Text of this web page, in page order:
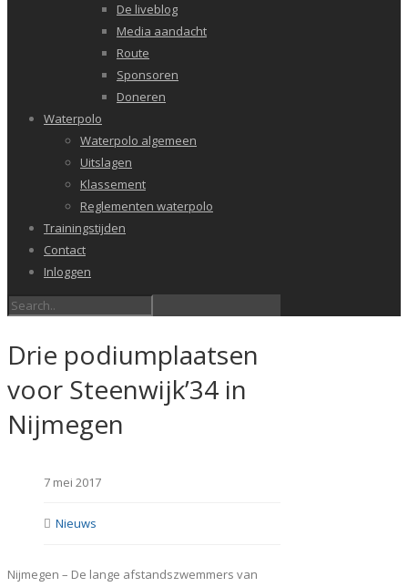
De liveblog
Media aandacht
Route
Sponsoren
Doneren
Waterpolo
Waterpolo algemeen
Uitslagen
Klassement
Reglementen waterpolo
Trainingstijden
Contact
Inloggen
Drie podiumplaatsen
voor Steenwijk’34 in
Nijmegen
7 mei 2017
Nieuws
Nijmegen – De lange afstandszwemmers van